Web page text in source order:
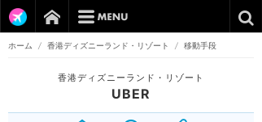
ホーム / 香港ディズニーランド・リゾート / 移動手段
香港ディズニーランド・リゾート
UBER